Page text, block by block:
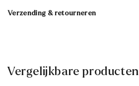
Verzending & retourneren
30 dagen gratis retour
Klantenservice - Contactformulier
Vergelijkbare producten